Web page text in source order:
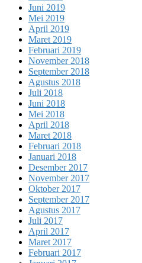
Juni 2019
Mei 2019
April 2019
Maret 2019
Februari 2019
November 2018
September 2018
Agustus 2018
Juli 2018
Juni 2018
Mei 2018
April 2018
Maret 2018
Februari 2018
Januari 2018
Desember 2017
November 2017
Oktober 2017
September 2017
Agustus 2017
Juli 2017
April 2017
Maret 2017
Februari 2017